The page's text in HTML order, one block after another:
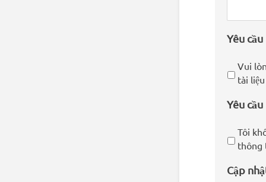
Yêu
Vui
tài
Yêu
Tôi
thông
Cập